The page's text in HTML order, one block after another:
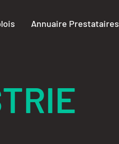
Annuaire Prestataires